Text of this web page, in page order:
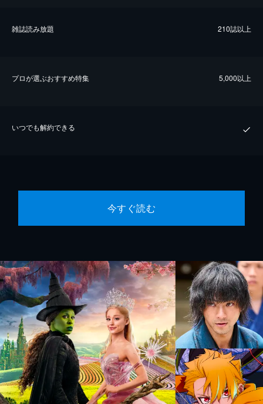
雑誌読み放題 210誌以上
プロが選ぶおすすめ特集 5,000以上
いつでも解約できる
今すぐ読む